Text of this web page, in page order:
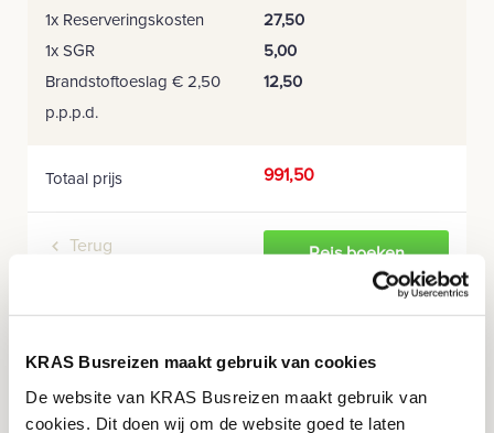
KRAS Busreizen maakt gebruik van cookies
De website van KRAS Busreizen maakt gebruik van
cookies. Dit doen wij om de website goed te laten
1x Reserveringskosten
27,50
1x SGR
5,00
Brandstoftoeslag € 2,50
p.p.p.d.
12,50
Totaal prijs 991,50
Terug Reis boeken